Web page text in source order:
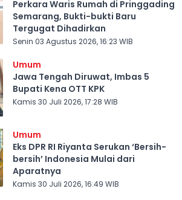
Perkara Waris Rumah di Pringgading
Semarang, Bukti-bukti Baru
Tergugat Dihadirkan
Senin 03 Agustus 2026, 16:23 WIB
Umum
Jawa Tengah Diruwat, Imbas 5
Bupati Kena OTT KPK
Kamis 30 Juli 2026, 17:28 WIB
Umum
Eks DPR RI Riyanta Serukan ‘Bersih-
bersih’ Indonesia Mulai dari
Aparatnya
Kamis 30 Juli 2026, 16:49 WIB